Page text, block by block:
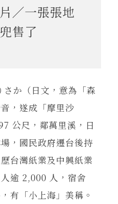
／一張張地
售了
か（日文，意為「森
，遂成「摩里沙
公尺，鄰萬里溪，日
，國民政府遷台後持
台灣紙業及中興紙業
逾 2,000 人，宿舍
有「小上海」美稱。